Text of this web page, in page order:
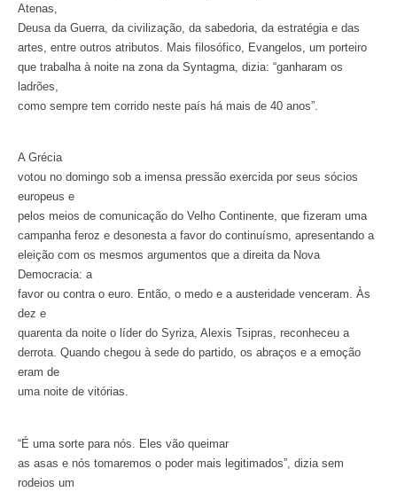
Atenas,
Deusa da Guerra, da civilização, da sabedoria, da estratégia e das
artes, entre outros atributos. Mais filosófico, Evangelos, um porteiro
que trabalha à noite na zona da Syntagma, dizia: “ganharam os
ladrões,
como sempre tem corrido neste país há mais de 40 anos”.
A Grécia
votou no domingo sob a imensa pressão exercida por seus sócios
europeus e
pelos meios de comunicação do Velho Continente, que fizeram uma
campanha feroz e desonesta a favor do continuísmo, apresentando a
eleição com os mesmos argumentos que a direita da Nova
Democracia: a
favor ou contra o euro. Então, o medo e a austeridade venceram. Às
dez e
quarenta da noite o líder do Syriza, Alexis Tsipras, reconheceu a
derrota. Quando chegou à sede do partido, os abraços e a emoção
eram de
uma noite de vitórias.
“É uma sorte para nós. Eles vão queimar
as asas e nós tomaremos o poder mais legitimados”, dizia sem
rodeios um